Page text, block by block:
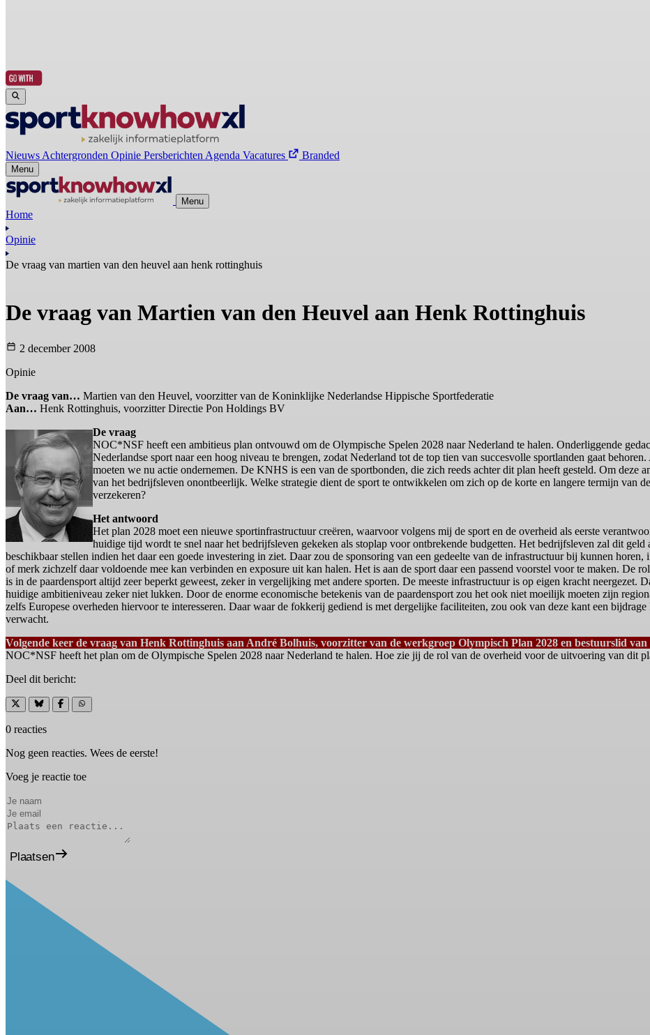
Nieuws Achtergronden Opinie Persberichten Agenda Vacatures Branded
Menu
Menu
Home
Opinie
De vraag van martien van den heuvel aan henk rottinghuis
De vraag van Martien van den Heuvel aan Henk Rottinghuis
2 december 2008
Opinie
De vraag van… Martien van den Heuvel, voorzitter van de Koninklijke Nederlandse Hippische Sportfederatie
Aan… Henk Rottinghuis, voorzitter Directie Pon Holdings BV
De vraag
NOC*NSF heeft een ambitieus plan ontvouwd om de Olympische Spelen 2028 naar Nederland te halen. Onderliggende
Nederlandse sport naar een hoog niveau te brengen, zodat Nederland tot de top tien van succesvolle sportlanden gaat
moeten we nu actie ondernemen. De KNHS is een van de sportbonden, die zich reeds achter dit plan heeft gesteld. Om deze
van het bedrijfsleven onontbeerlijk. Welke strategie dient de sport te ontwikkelen om zich op de korte en langere termijn van
verzekeren?
Het antwoord
Het plan 2028 moet een nieuwe sportinfrastructuur creëren, waarvoor volgens mij de sport en de overheid als eerste
huidige tijd wordt te snel naar het bedrijfsleven gekeken als stoplap voor ontbrekende budgetten. Het bedrijfsleven zal dit geld
beschikbaar stellen indien het daar een goede investering in ziet. Daar zou de sponsoring van een gedeelte van de infrastructuur bij kunnen horen,
of merk zichzelf daar voldoende mee kan verbinden en exposure uit kan halen. Het is aan de sport daar een passend voorstel voor te maken. De
is in de paardensport altijd zeer beperkt geweest, zeker in vergelijking met andere sporten. De meeste infrastructuur is op eigen kracht neergezet.
huidige ambitieniveau zeker niet lukken. Door de enorme economische betekenis van de paardensport zou het ook niet moeilijk moeten zijn
zelfs Europese overheden hiervoor te interesseren. Daar waar de fokkerij gediend is met dergelijke faciliteiten, zou ook van deze kant een
verwacht.
Volgende keer de vraag van Henk Rottinghuis aan André Bolhuis, voorzitter van de werkgroep Olympisch Plan 2028 en bestuurslid
NOC*NSF heeft het plan om de Olympische Spelen 2028 naar Nederland te halen. Hoe zie jij de rol van de overheid voor de uitvoering van dit
Deel dit bericht:
0 reacties
Nog geen reacties. Wees de eerste!
Voeg je reactie toe
Plaatsen